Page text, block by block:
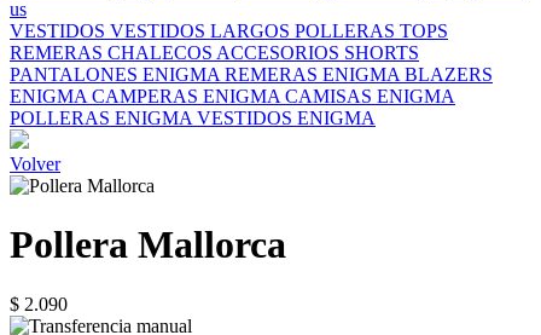
us
VESTIDOS VESTIDOS LARGOS POLLERAS TOPS
REMERAS CHALECOS ACCESORIOS SHORTS
PANTALONES ENIGMA REMERAS ENIGMA BLAZERS
ENIGMA CAMPERAS ENIGMA CAMISAS ENIGMA
POLLERAS ENIGMA VESTIDOS ENIGMA
Volver
Pollera Mallorca
$ 2.090